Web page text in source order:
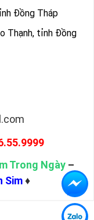
Đồng Tháp
Thạnh, tỉnh Đồng
Trong Ngày –
Sim♦